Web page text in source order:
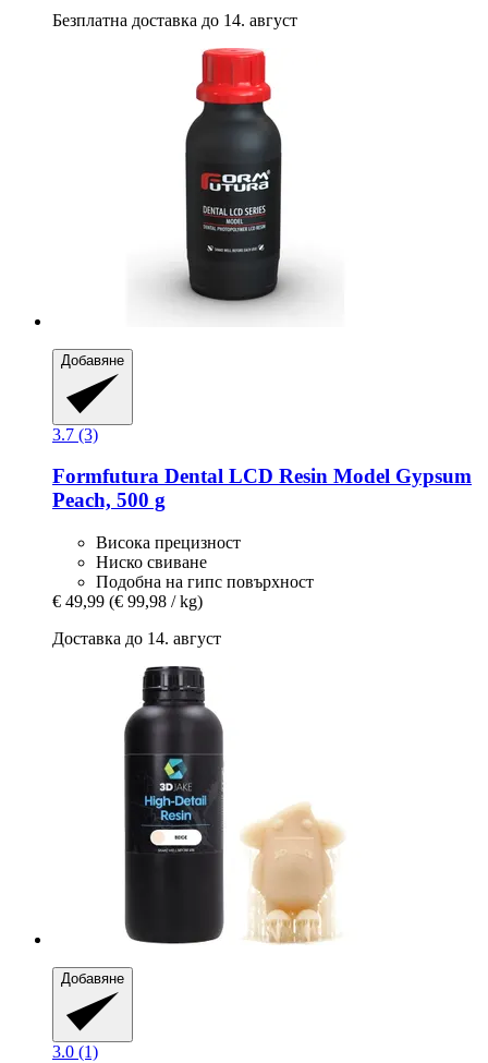
Безплатна доставка до 14. август
Добавяне
3.7 (3)
Formfutura Dental LCD Resin Model Gypsum
Peach, 500 g
Висока прецизност
Ниско свиване
Подобна на гипс повърхност
€ 49,99 (€ 99,98 / kg)
Доставка до 14. август
Добавяне
3.0 (1)